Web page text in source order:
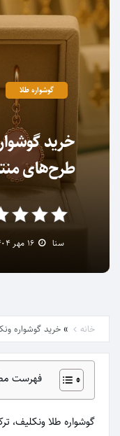
گوشواره طلا
خرید
طرح‌های
سنا ۱۶ مهر ۱۴۰۴
خانه » خرید گوشواره
فهرست
گوشواره طلا ونکلیف،